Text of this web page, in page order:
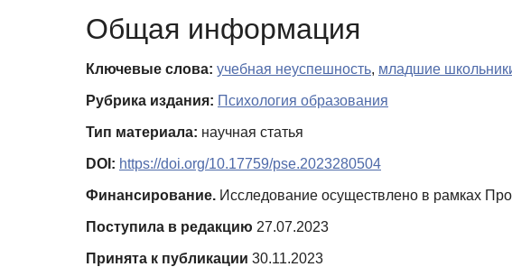
Общая информация
Ключевые слова: учебная неуспешность, младшие
Рубрика издания: Психология образования
Тип материала: научная статья
DOI: https://doi.org/10.17759/pse.2023280504
Финансирование. Исследование осуществлено в рамках
Поступила в редакцию 27.07.2023
Принята к публикации 30.11.2023